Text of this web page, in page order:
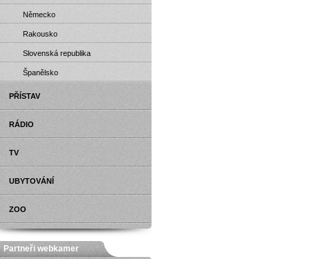
Německo
Rakousko
Slovenská republika
Španělsko
PŘÍSTAV
RÁDIO
TV
UBYTOVÁNÍ
ZOO
Partneři webkamer